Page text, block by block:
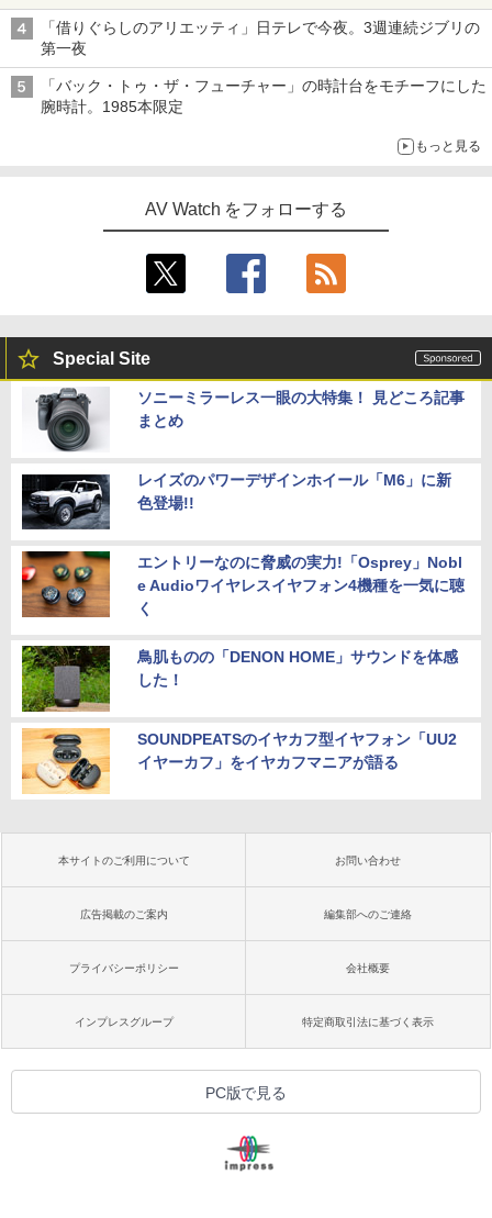
「借りぐらしのアリエッティ」日テレで今夜。3週連続ジブリの
第一夜
「バック・トゥ・ザ・フューチャー」の時計台をモチーフにした
腕時計。1985本限定
もっと見る
AV Watch をフォローする
Special Site
ソニーミラーレス一眼の大特集！ 見どころ記事
まとめ
レイズのパワーデザインホイール「M6」に新
色登場!!
エントリーなのに脅威の実力!「Osprey」Nobl
e Audioワイヤレスイヤフォン4機種を一気に聴
く
鳥肌ものの「DENON HOME」サウンドを体感
した！
SOUNDPEATSのイヤカフ型イヤフォン「UU2
イヤーカフ」をイヤカフマニアが語る
本サイトのご利用について お問い合わせ
広告掲載のご案内 編集部へのご連絡
プライバシーポリシー 会社概要
インプレスグループ 特定商取引法に基づく表示
PC版で見る